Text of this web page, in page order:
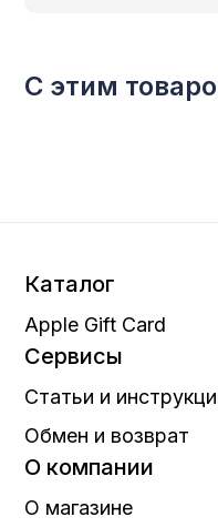
С этим
Каталог
Apple Gift Card
Сервисы
Статьи и
Обмен и возврат
О компании
О магазине